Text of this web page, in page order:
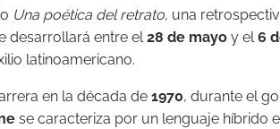
Una poética del retrato, una
desarrollará entre el28 de mayo y el6
latinoamericano.
en la década de 1970, durante el
se caracteriza por un lenguaje híbrido